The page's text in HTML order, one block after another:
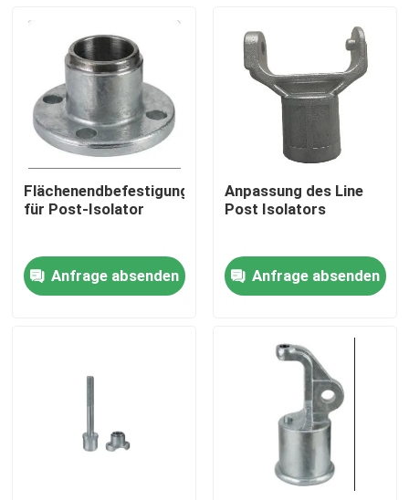
Zu Hause
Über uns
Flächenendbefestigung
für Post-Isolator
Anfrage absenden
Anpassung des Line
Post Isolators
Anfrage absenden